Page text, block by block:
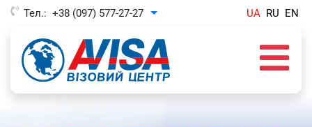
Тел.: +38 (097) 577-27-27 Toggle Dropdown UA RU EN